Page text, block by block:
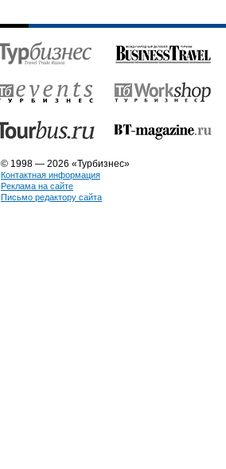
© 1998 — 2026 «Турбизнес»
Контактная информация
Реклама на сайте
Письмо редактору сайта